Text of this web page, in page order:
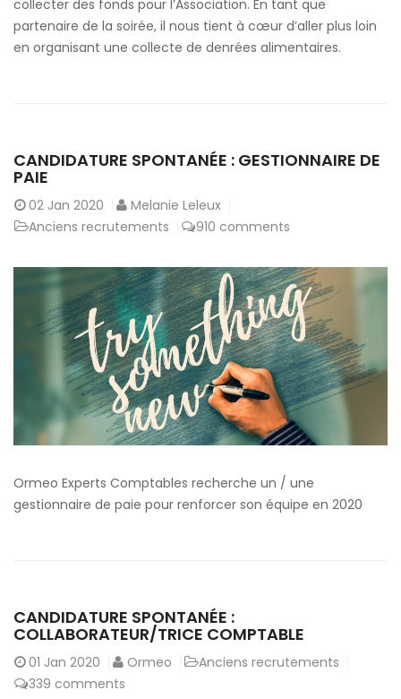
collecter des fonds pour l’Association. En tant que
partenaire de la soirée, il nous tient à cœur d’aller plus loin
en organisant une collecte de denrées alimentaires.
CANDIDATURE SPONTANÉE : GESTIONNAIRE DE
PAIE
02 Jan 2020
Melanie Leleux
Anciens recrutements
910 comments
Ormeo Experts Comptables recherche un / une
gestionnaire de paie pour renforcer son équipe en 2020
CANDIDATURE SPONTANÉE :
COLLABORATEUR/TRICE COMPTABLE
01 Jan 2020 Ormeo
Anciens recrutements
339 comments